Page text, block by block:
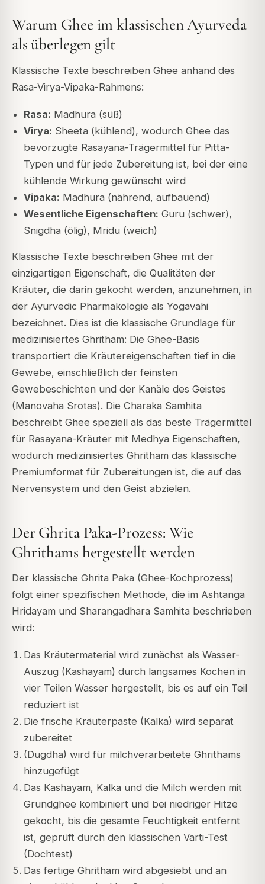
Warum Ghee im klassischen Ayurveda
als überlegen gilt
Klassische Texte beschreiben Ghee anhand des
Rasa-Virya-Vipaka-Rahmens:
Rasa: Madhura (süß)
Virya: Sheeta (kühlend), wodurch Ghee das
bevorzugte Rasayana-Trägermittel für Pitta-
Typen und für jede Zubereitung ist, bei der eine
kühlende Wirkung gewünscht wird
Vipaka: Madhura (nährend, aufbauend)
Wesentliche Eigenschaften: Guru (schwer),
Snigdha (ölig), Mridu (weich)
Klassische Texte beschreiben Ghee mit der
einzigartigen Eigenschaft, die Qualitäten der
Kräuter, die darin gekocht werden, anzunehmen, in
der Ayurvedic Pharmakologie als Yogavahi
bezeichnet. Dies ist die klassische Grundlage für
medizinisiertes Ghritham: Die Ghee-Basis
transportiert die Kräutereigenschaften tief in die
Gewebe, einschließlich der feinsten
Gewebeschichten und der Kanäle des Geistes
(Manovaha Srotas). Die Charaka Samhita
beschreibt Ghee speziell als das beste Trägermittel
für Rasayana-Kräuter mit Medhya Eigenschaften,
wodurch medizinisiertes Ghritham das klassische
Premiumformat für Zubereitungen ist, die auf das
Nervensystem und den Geist abzielen.
Der Ghrita Paka-Prozess: Wie
Ghrithams hergestellt werden
Der klassische Ghrita Paka (Ghee-Kochprozess)
folgt einer spezifischen Methode, die im Ashtanga
Hridayam und Sharangadhara Samhita beschrieben
wird:
Das Kräutermaterial wird zunächst als Wasser-
Auszug (Kashayam) durch langsames Kochen in
vier Teilen Wasser hergestellt, bis es auf ein Teil
reduziert ist
Die frische Kräuterpaste (Kalka) wird separat
zubereitet
(Dugdha) wird für milchverarbeitete Ghrithams
hinzugefügt
Das Kashayam, Kalka und die Milch werden mit
Grundghee kombiniert und bei niedriger Hitze
gekocht, bis die gesamte Feuchtigkeit entfernt
ist, geprüft durch den klassischen Varti-Test
(Dochtest)
Das fertige Ghritham wird abgesiebt und an